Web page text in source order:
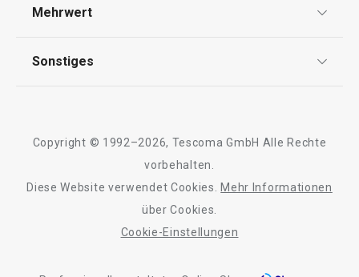
Impressum
Kontaktformular
Mehrwert
Qualität
Sonstiges
Barrierefreiheit
Copyright © 1992–2026, Tescoma GmbH Alle Rechte
vorbehalten.
Diese Website verwendet Cookies.
Mehr Informationen
über Cookies.
Cookie-Einstellungen